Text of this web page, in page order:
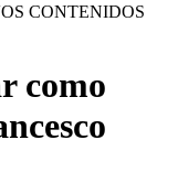
CONTENIDOS
como